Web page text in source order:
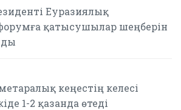
Еуразиялық
қатысушылар шеңберін
кеңестің келесі
1-2 қазанда өтеді